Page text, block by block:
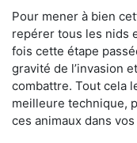
Pour mener à bien
repérer tous les nids
fois cette étape
gravité de l’invasion
combattre. Tout cela
meilleure technique,
ces animaux dans